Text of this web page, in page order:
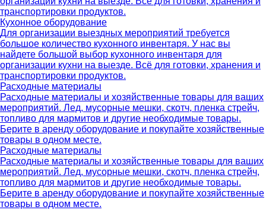
транспортировки продуктов.
Кухонное оборудование
Для организации выездных мероприятий требуется
большое количество кухонного инвентаря. У нас вы
найдете большой выбор кухонного инвентаря для
организации кухни на выезде. Всё для готовки, хранения и
транспортировки продуктов.
Расходные материалы
Расходные материалы и хозяйственные товары для ваших
мероприятий. Лед, мусорные мешки, скотч, пленка стрейч,
топливо для мармитов и другие необходимые товары.
Берите в аренду оборудование и покупайте хозяйственные
товары в одном месте.
Расходные материалы
Расходные материалы и хозяйственные товары для ваших
мероприятий. Лед, мусорные мешки, скотч, пленка стрейч,
топливо для мармитов и другие необходимые товары.
Берите в аренду оборудование и покупайте хозяйственные
товары в одном месте.